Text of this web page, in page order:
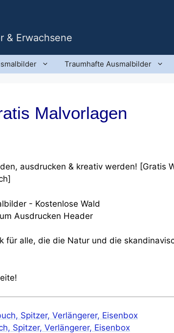
& Erwachsene
Traumhafte Ausmalbilder
Malvorlagen
ausdrucken & kreativ werden! [Gratis
für alle, die die Natur und die
Spitzer, Verlängerer, Eisenbox